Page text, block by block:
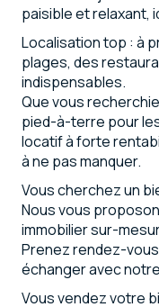
paisible et relaxant,
Localisation top : à
plages, des
indispensables.
Que vous
pied-à-terre pour
locatif à forte
à ne pas manquer.
Vous cherchez un
Nous vous
immobilier sur-
Prenez rendez-
échanger avec
Vous vendez votre